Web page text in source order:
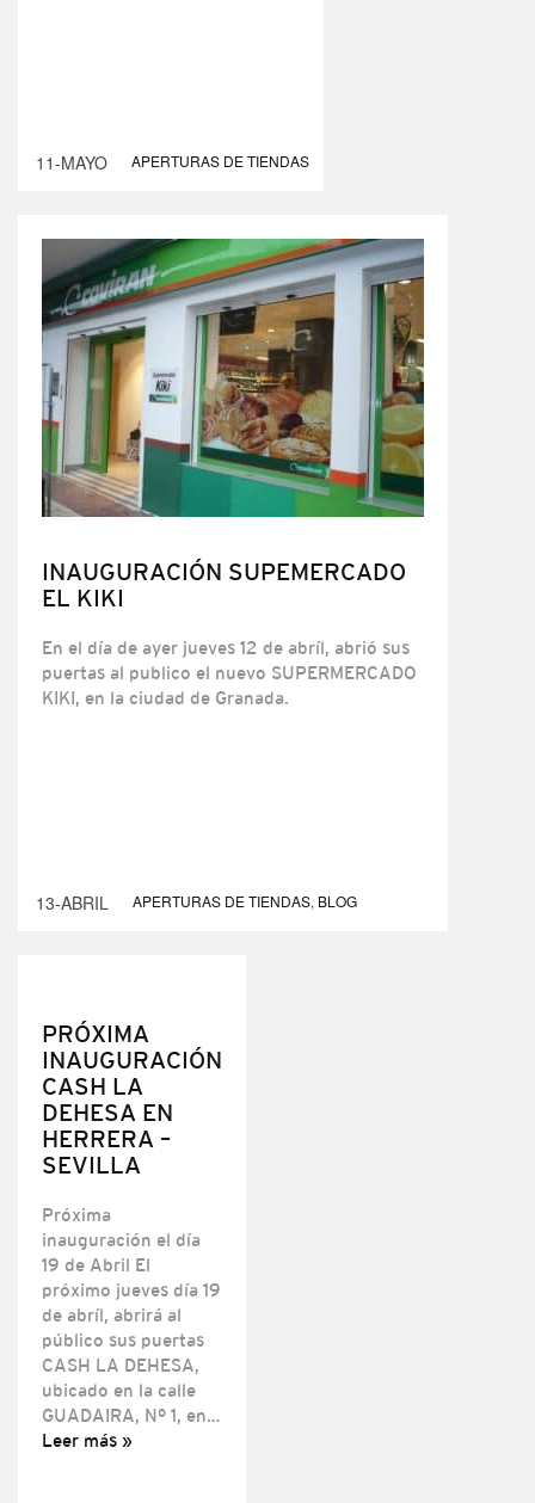
11-MAYO APERTURAS DE TIENDAS
INAUGURACIÓN SUPEMERCADO
EL KIKI
En el día de ayer jueves 12 de abríl, abrió sus
puertas al publico el nuevo SUPERMERCADO
KIKI, en la ciudad de Granada.
13-ABRIL APERTURAS DE TIENDAS, BLOG
PRÓXIMA
INAUGURACIÓN
CASH LA
DEHESA EN
HERRERA –
SEVILLA
Próxima
inauguración el día
19 de Abril El
próximo jueves día 19
de abríl, abrirá al
público sus puertas
CASH LA DEHESA,
ubicado en la calle
GUADAIRA, Nº 1, en…
Leer más »